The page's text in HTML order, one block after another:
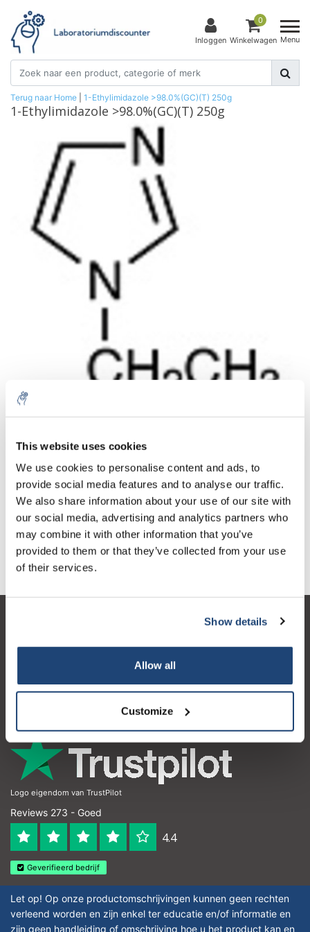
This website uses cookies
We use cookies to personalise content and ads, to
provide social media features and to analyse our traffic.
We also share information about your use of our site with
our social media, advertising and analytics partners who
may combine it with other information that you’ve
provided to them or that they’ve collected from your use
of their services.
Show details
Allow all
Customize
Inloggen
0
Winkelwagen Menu
Terug naar Home 1-Ethylimidazole >98.0%(GC)(T) 250g
1-Ethylimidazole >98.0%(GC)(T) 250g
1 Stuk Excl. btw
€564,33
Incl. btw
Toevoegen aan winkelwagen
Informatie
Contactgegevens
Logo eigendom van TrustPilot
Reviews 273 - Goed
4.4
Geverifieerd bedrijf
Let op! Op onze productomschrijvingen kunnen geen rechten
verleend worden en zijn enkel ter educatie en/of informatie en
zijn geen handleiding of omschrijving hoe u het product kan en